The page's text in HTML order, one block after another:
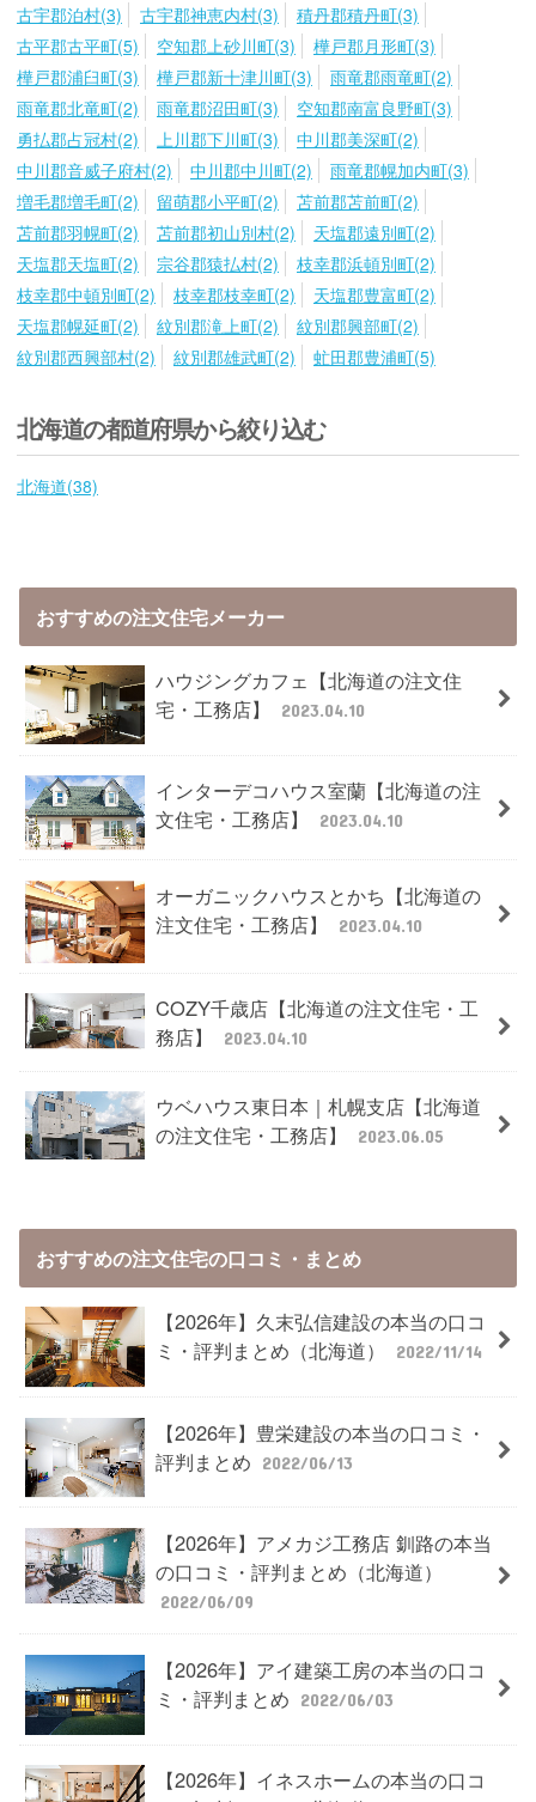
古宇郡泊村(3)
古宇郡神恵内村(3)
積丹郡積丹町(3)
古平郡古平町(5)
空知郡上砂川町(3)
樺戸郡月形町(3)
樺戸郡浦臼町(3)
樺戸郡新十津川町(3)
雨竜郡雨竜町(2)
雨竜郡北竜町(2)
雨竜郡沼田町(3)
空知郡南富良野町(3)
勇払郡占冠村(2)
上川郡下川町(3)
中川郡美深町(2)
中川郡音威子府村(2)
中川郡中川町(2)
雨竜郡幌加内町(3)
増毛郡増毛町(2)
留萌郡小平町(2)
苫前郡苫前町(2)
苫前郡羽幌町(2)
苫前郡初山別村(2)
天塩郡遠別町(2)
天塩郡天塩町(2)
宗谷郡猿払村(2)
枝幸郡浜頓別町(2)
枝幸郡中頓別町(2)
枝幸郡枝幸町(2)
天塩郡豊富町(2)
天塩郡幌延町(2)
紋別郡滝上町(2)
紋別郡興部町(2)
紋別郡西興部村(2)
紋別郡雄武町(2) 虻田郡豊浦町(5)
北海道の都道府県から絞り込む
北海道(38)
おすすめの注文住宅メーカー
ハウジングカフェ【北海道の注文住
宅・工務店】
2023.04.10
インターデコハウス室蘭【北海道の注
文住宅・工務店】
2023.04.10
オーガニックハウスとかち【北海道の
注文住宅・工務店】
2023.04.10
COZY千歳店【北海道の注文住宅・工
務店】
2023.04.10
ウベハウス東日本｜札幌支店【北海道
の注文住宅・工務店】
2023.06.05
おすすめの注文住宅の口コミ・まとめ
【2026年】久末弘信建設の本当の口コ
ミ・評判まとめ（北海道）
2022/11/14
【2026年】豊栄建設の本当の口コミ・
評判まとめ
2022/06/13
【2026年】アメカジ工務店 釧路の本当
の口コミ・評判まとめ（北海道）
2022/06/09
【2026年】アイ建築工房の本当の口コ
ミ・評判まとめ
2022/06/03
【2026年】イネスホームの本当の口コ